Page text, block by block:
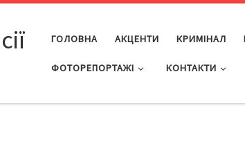
ГОЛОВНА АКЦЕНТИ КРИМІНАЛ
ФОТОРЕПОРТАЖІ КОНТАКТИ